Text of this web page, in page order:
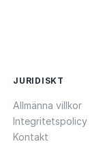
JURIDISKT
Allmänna villkor
Integritetspolicy
Kontakt